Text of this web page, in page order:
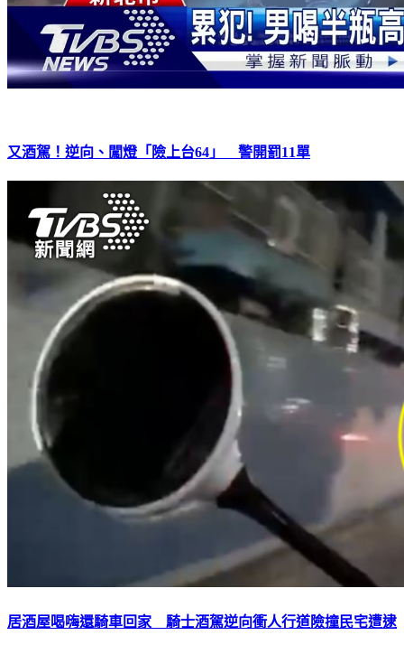
又酒駕！逆向、闖燈「險上台64」 警開罰11單
居酒屋喝嗨還騎車回家 騎士酒駕逆向衝人行道險撞民宅遭逮